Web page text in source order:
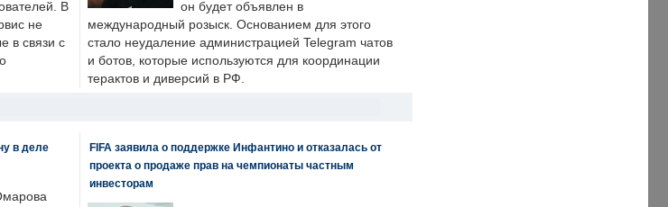
В
не
в связи с
он будет объявлен в
международный розыск. Основанием для этого
стало неудаление администрацией Telegram чатов
и ботов, которые используются для координации
терактов и диверсий в РФ.
в деле
FIFA заявила о поддержке Инфантино и отказалась от
проекта о продаже прав на чемпионаты частным
инвесторам